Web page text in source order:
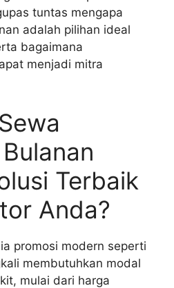
tuntas mengapa
adalah pilihan ideal
bagaimana
menjadi mitra
Terbaik
Anda?
promosi modern seperti
membutuhkan modal
mulai dari harga